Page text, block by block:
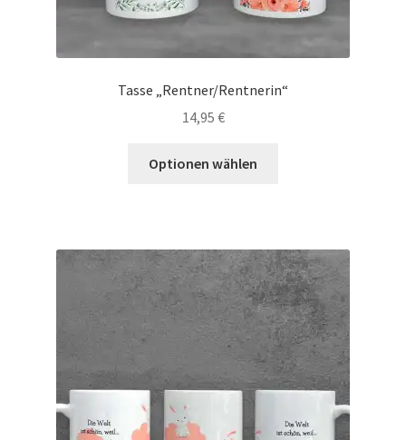
Tasse „Rentner/Rentnerin“
14,95 €
Optionen wählen